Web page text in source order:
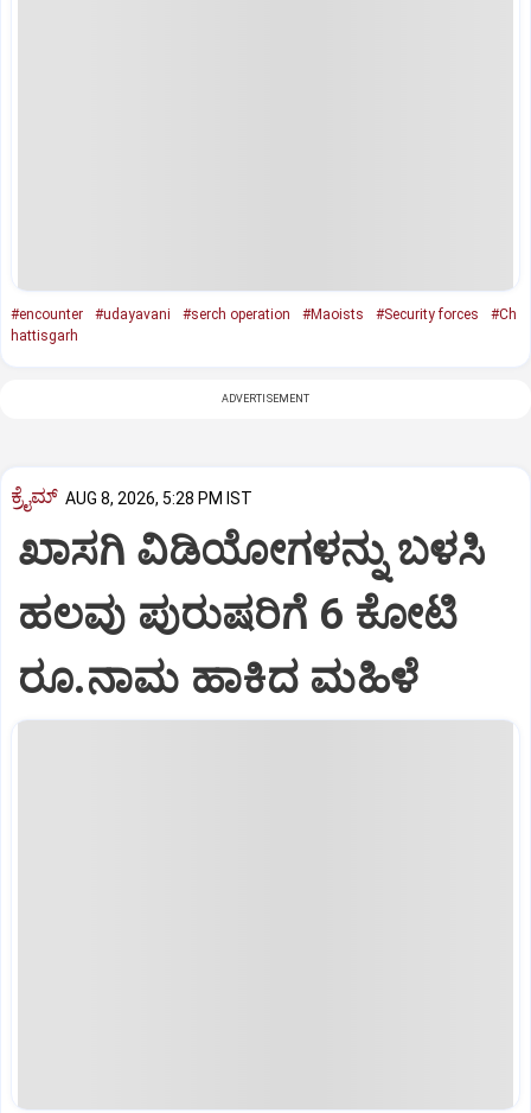
#encounter #udayavani #serch operation #Maoists #Security forces
#Ch
hattisgarh
ADVERTISEMENT
ಕ್ರೈಮ್ AUG 8, 2026, 5:28 PM IST
ಖಾಸಗಿ ವಿಡಿಯೋಗಳನ್ನು ಬಳಸಿ
ಹಲವು ಪುರುಷರಿಗೆ 6 ಕೋಟಿ
ರೂ.ನಾಮ ಹಾಕಿದ ಮಹಿಳೆ